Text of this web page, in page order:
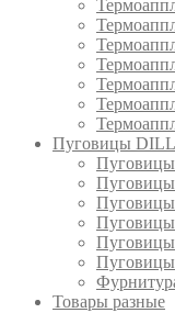
Пуговицы DILL
Пуговицы
Пуговицы
Пуговицы
Пуговицы
Пуговицы
Пуговицы
Товары разные